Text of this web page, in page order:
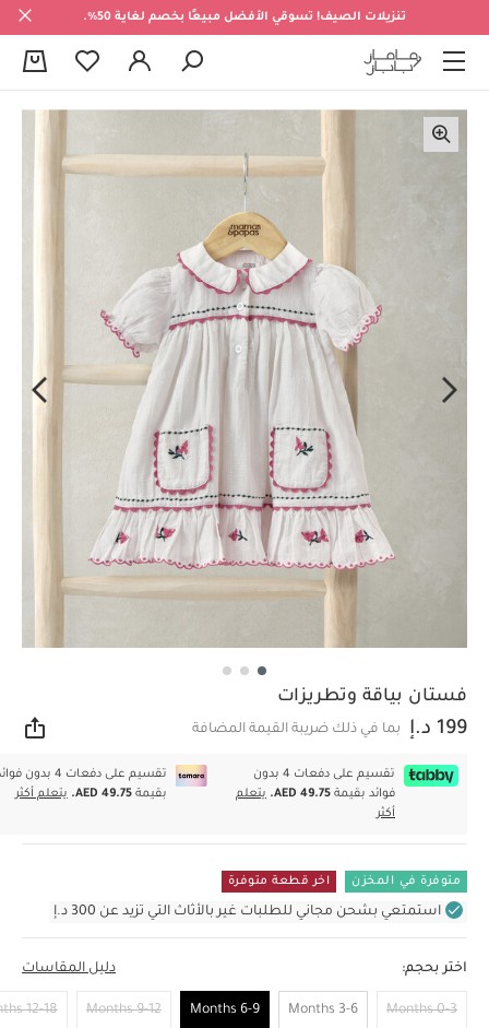
تنزيلات الصيف! تسوقي الأفضل مبيعًا بخصم لغاية 50%.
فستان بياقة وتطريزات
199 د.إ بما في ذلك ضريبة القيمة المضافة
تقسيم على دفعات 4 بدون
فوائد بقيمة AED 49.75.
يتعلم
أكثر
تقسيم على دفعات 4 بدون
بقيمةAED 49.75. يتعلم أكثر
متوفرة في المخزن اخر قطعة متوفرة
استمتعي بشحن مجاني للطلبات غير بالأثاث التي تزيد عن 300 د.إ
اختر بحجم: دليل المقاسات
0-3 Months
3-6 Months
6-9 Months
9-12 Months
12-18 Months